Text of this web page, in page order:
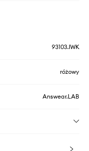
93103.IWK
różowy
Answear.LAB